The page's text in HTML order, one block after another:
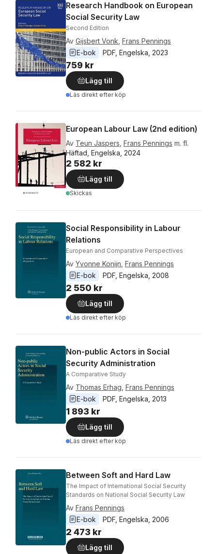
Research Handbook on European
Social Security Law
Second Edition
Av Gijsbert Vonk Frans Pennings
E-bok
PDF Engelska 2023
759 kr
Lägg till
Läs direkt efter köp
European Labour Law (2nd edition)
Av Teun Jaspers Frans Pennings m. fl.
Häftad, Engelska, 2024
2 582 kr
Lägg till
Skickas
Social Responsibility in Labour
Relations
European and Comparative Perspectives
Av Yvonne Konijn Frans Pennings
E-bok
PDF Engelska 2008
2 550 kr
Lägg till
Läs direkt efter köp
Non-public Actors in Social
Security Administration
A Comparative Study
Av Thomas Erhag Frans Pennings
E-bok
PDF Engelska 2013
1 893 kr
Lägg till
Läs direkt efter köp
Between Soft and Hard Law
The Impact of International Social Security
Standards on National Social Security Law
Av Frans Pennings
E-bok
PDF Engelska 2006
2 473 kr
Lägg till